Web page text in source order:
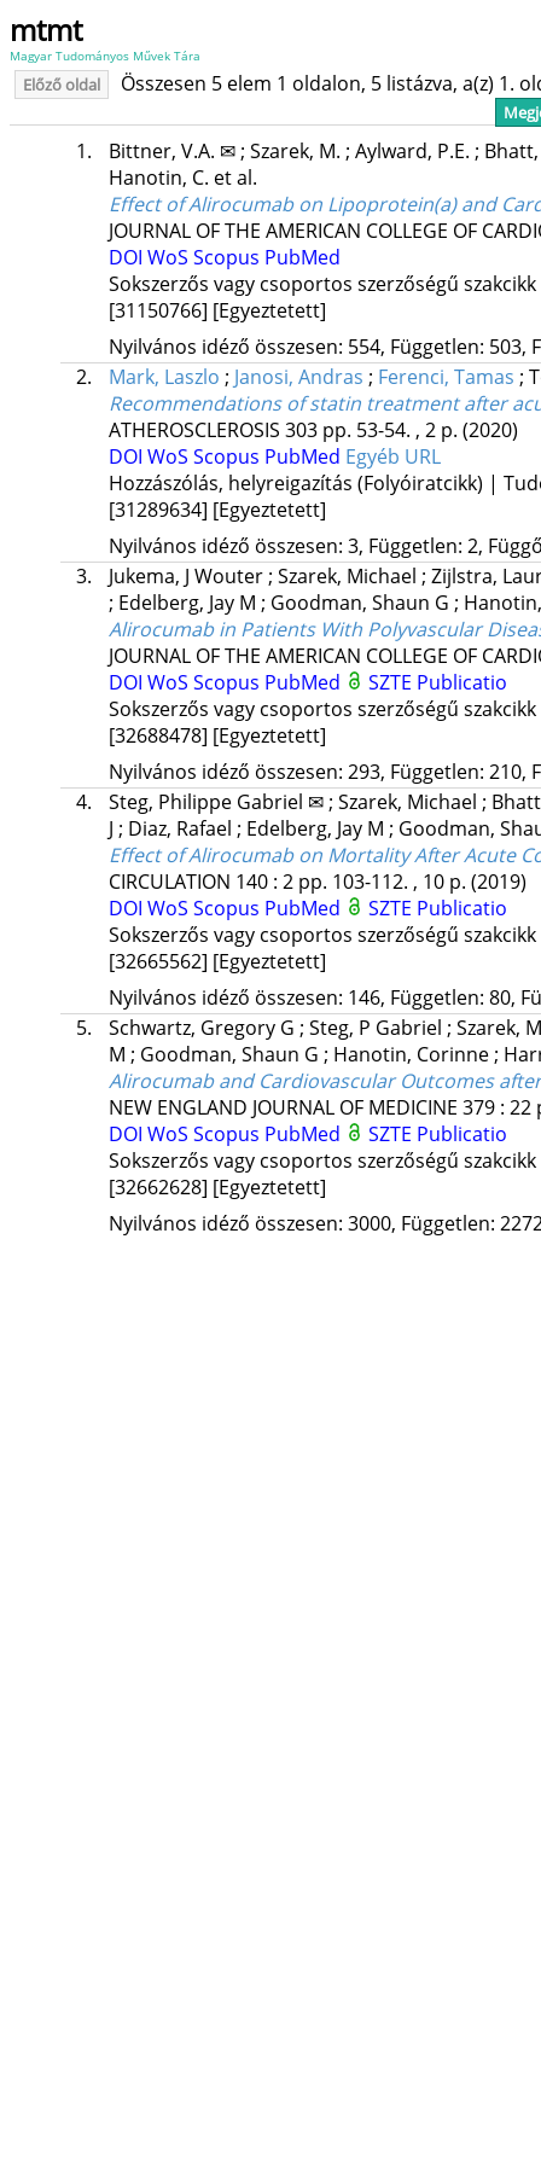
mtmt
Magyar Tudományos Művek Tára
Előző oldal Összesen 5 elem 1 oldalon, 5 listázva, a(z) 1.
1. Bittner, V.A. ✉; Szarek, M. ; Aylward, P.E. ;
Hanotin, C. et al.
Effect of Alirocumab on Lipoprotein(a) and
JOURNAL OF THE AMERICAN COLLEGE OF
DOI WoS Scopus PubMed
Sokszerzős vagy csoportos szerzőségű
[31150766] [Egyeztetett]
Nyilvános idéző összesen: 554, Független: 503,
2.
Mark, Laszlo ; Janosi, Andras ; Ferenci, Tamas ;
Recommendations of statin treatment after
ATHEROSCLEROSIS 303 pp. 53-54. , 2 p. (2020)
DOI WoS Scopus PubMed Egyéb URL
Hozzászólás, helyreigazítás (Folyóiratcikk) |
[31289634] [Egyeztetett]
Nyilvános idéző összesen: 3, Független: 2,
3.
Jukema, J Wouter; Szarek, Michael ; Zijlstra,
; Edelberg, Jay M ; Goodman, Shaun G ;
Alirocumab in Patients With Polyvascular
JOURNAL OF THE AMERICAN COLLEGE OF
DOI WoS Scopus PubMed
SZTE Publicatio
Sokszerzős vagy csoportos szerzőségű
[32688478] [Egyeztetett]
Nyilvános idéző összesen: 293, Független: 210,
4.
Steg, Philippe Gabriel ✉; Szarek, Michael ;
J ; Diaz, Rafael ; Edelberg, Jay M ; Goodman,
Effect of Alirocumab on Mortality After Acute
CIRCULATION 140: 2 pp. 103-112. , 10 p. (2019)
DOI WoS Scopus PubMed
SZTE Publicatio
Sokszerzős vagy csoportos szerzőségű
[32665562] [Egyeztetett]
Nyilvános idéző összesen: 146, Független: 80,
5.
Schwartz, Gregory G ; Steg, P Gabriel ; Szarek,
M ; Goodman, Shaun G ; Hanotin, Corinne;
Alirocumab and Cardiovascular Outcomes
NEW ENGLAND JOURNAL OF MEDICINE 379: 22
DOI WoS Scopus PubMed
SZTE Publicatio
Sokszerzős vagy csoportos szerzőségű
[32662628] [Egyeztetett]
Nyilvános idéző összesen: 3000, Független: